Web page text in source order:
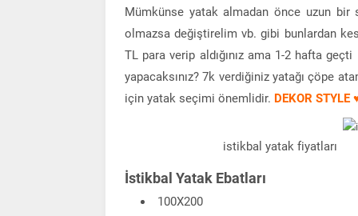
Mümkünse yatak almadan önce uzun bir
olmazsa değiştirelim vb. gibi bunlardan
TL para verip aldığınız ama 1-2 hafta geçti
yapacaksınız? 7k verdiğiniz yatağı çöpe
için yatak seçimi önemlidir. DEKOR STYLE
istikbal yatak fiyatları
İstikbal Yatak Ebatları
100X200